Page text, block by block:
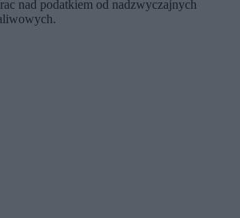
nad podatkiem od nadzwyczajnych